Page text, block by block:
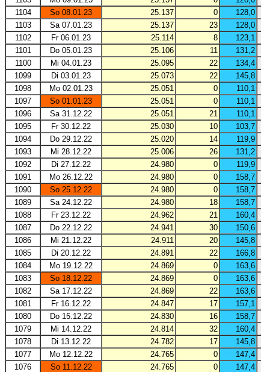
1104
So 08.01.23 25.137 0 128,0
1103
Sa 07.01.23 25.137 23 128,0
1102
Fr 06.01.23 25.114 8 123,1
1101
Do 05.01.23 25.106 11 131,2
1100
Mi 04.01.23 25.095 22 134,4
1099
Di 03.01.23 25.073 22 145,8
1098
Mo 02.01.23 25.051 0 110,1
1097
So 01.01.23 25.051 0 110,1
1096
Sa 31.12.22 25.051 21 110,1
1095
Fr 30.12.22 25.030 10 103,7
1094
Do 29.12.22 25.020 14 119,9
1093
Mi 28.12.22 25.006 26 131,2
1092
Di 27.12.22 24.980 0 119,9
1091
Mo 26.12.22 24.980 0 158,7
1090
So 25.12.22 24.980 0 158,7
1089
Sa 24.12.22 24.980 18 158,7
1088
Fr 23.12.22 24.962 21 160,4
1087
Do 22.12.22 24.941 30 150,6
1086
Mi 21.12.22 24.911 20 145,8
1085
Di 20.12.22 24.891 22 166,8
1084
Mo 19.12.22 24.869 0 163,6
1083
So 18.12.22 24.869 0 163,6
1082
Sa 17.12.22 24.869 22 163,6
1081
Fr 16.12.22 24.847 17 157,1
1080
Do 15.12.22 24.830 16 158,7
1079
Mi 14.12.22 24.814 32 160,4
1078
Di 13.12.22 24.782 17 145,8
1077
Mo 12.12.22 24.765 0 147,4
1076
So 11.12.22 24.765 0 147,4